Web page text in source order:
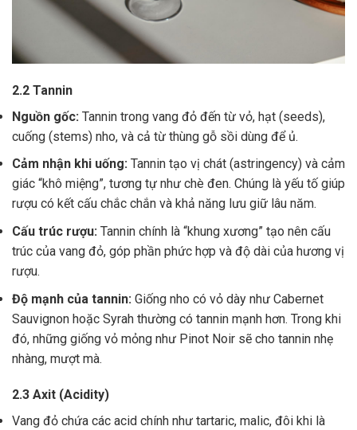
2.2 Tannin
Nguồn gốc: Tannin trong vang đỏ đến từ vỏ, hạt (seeds),
cuống (stems) nho, và cả từ thùng gỗ sồi dùng để ủ.
Cảm nhận khi uống: Tannin tạo vị chát (astringency) và cảm
giác “khô miệng”, tương tự như chè đen. Chúng là yếu tố giúp
rượu có kết cấu chắc chắn và khả năng lưu giữ lâu năm.
Cấu trúc rượu: Tannin chính là “khung xương” tạo nên cấu
trúc của vang đỏ, góp phần phức hợp và độ dài của hương vị
rượu.
Độ mạnh của tannin: Giống nho có vỏ dày như Cabernet
Sauvignon hoặc Syrah thường có tannin mạnh hơn. Trong khi
đó, những giống vỏ mỏng như Pinot Noir sẽ cho tannin nhẹ
nhàng, mượt mà.
2.3 Axit (Acidity)
Vang đỏ chứa các acid chính như tartaric, malic, đôi khi là